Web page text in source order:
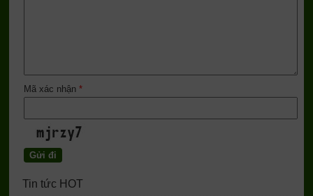
Mã xác nhận *
Tin tức HOT